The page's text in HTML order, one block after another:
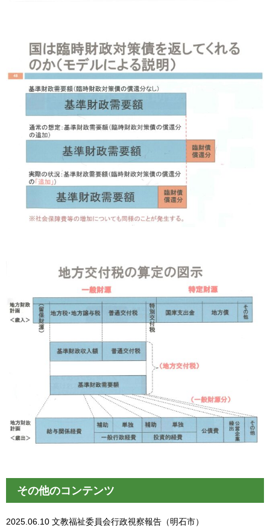
その他のコンテンツ
2025.06.10 文教福祉委員会行政視察報告（明石市）